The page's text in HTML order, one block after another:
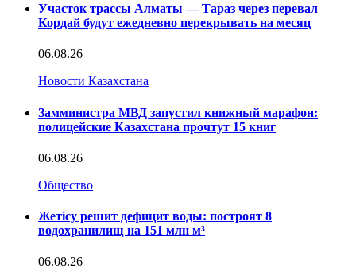
Участок трассы Алматы — Тараз через перевал
Кордай будут ежедневно перекрывать на месяц
06.08.26
Новости Казахстана
Замминистра МВД запустил книжный марафон:
полицейские Казахстана прочтут 15 книг
06.08.26
Общество
Жетісу решит дефицит воды: построят 8
водохранилищ на 151 млн м³
06.08.26